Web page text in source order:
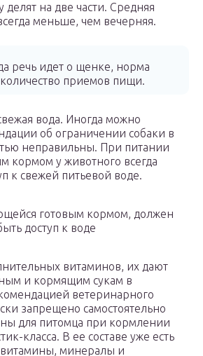
на две части. Средняя
меньше, чем вечерняя.
речь идет о щенке, норма
количество приемов пищи.
вода. Иногда можно
об ограничении собаки в
неправильны. При питании
кормом у животного всегда
к свежей питьевой воде.
готовым кормом, должен
доступ к воде
витаминов, их дают
и кормящим сукам в
ветеринарного
запрещено самостоятельно
для питомца при кормлении
класса. В ее составе уже есть
минералы и